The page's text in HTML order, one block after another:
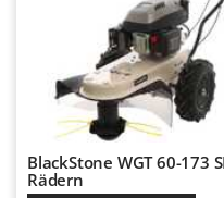
BlackStone WGT 60-173
Rädern